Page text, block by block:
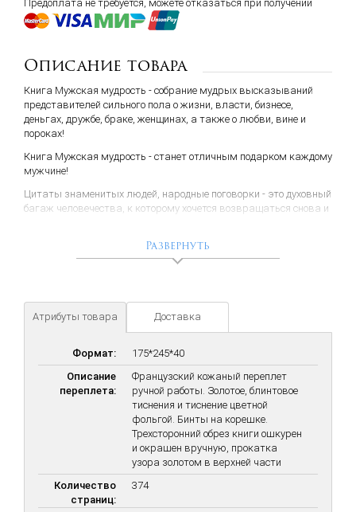
Предоплата не требуется, можете отказаться при получении
Описание товара
Книга Мужская мудрость - собрание мудрых высказываний
представителей сильного пола о жизни, власти, бизнесе,
деньгах, дружбе, браке, женщинах, а также о любви, вине и
пороках!
Книга Мужская мудрость - станет отличным подарком каждому
мужчине!
Цитаты знаменитых людей, народные поговорки - это духовный
багаж человечества, к которому хочется возвращаться снова и
Алкоголь в малых дозах безвреден в любом количестве
какое только пожелают; в монархиях конституционных они даже
не могут делать добро
Случается так, что дружба и любовь с самого начала берут
слишком высокую ноту. Это плохой признак. Счастье только там,
где естественность » Андре Моруа
В недруге стрела, что во пне, а в друге, что во мне» русская
Если сколько голов – столько умов, то сколько сердец –
» Лев Толстой
Смех – неплохое начало для дружбы, и смехом же хорошо ее
закончить» Оскар Уайльд
Развернуть
Атрибуты товара Доставка
Формат:
175*245*40
Описание
переплета:
Французский кожаный переплет
ручной работы. Золотое, блинтовое
тиснения и тиснение цветной
фольгой. Бинты на корешке.
Трехсторонний обрез книги ошкурен
и окрашен вручную, прокатка
узора золотом в верхней части
Количество
страниц:
374